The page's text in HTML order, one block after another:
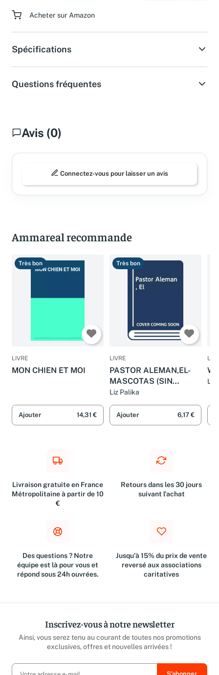
Acheter sur Amazon
Spécifications
Questions fréquentes
Avis (0)
Connectez-vous pour laisser un avis
Ammareal recommande
Très bon
LIVRE
MON CHIEN ET MOI
Ajouter 14,31 €
Très bon
LIVRE
PASTOR ALEMAN,EL-
MASCOTAS (SIN
COLECCION)
Liz Palika
Ajouter 6,17 €
Liz
Livraison gratuite en France
Métropolitaine à partir de 10
€
Retours dans les 30 jours
suivant l'achat
Des questions ? Notre
équipe est là pour vous et
répond sous 24h ouvrées.
Jusqu'à 15% du prix de vente
reversé aux associations
caritatives
Inscrivez-vous à notre newsletter
Ainsi, vous serez tenu au courant de toutes nos promotions
exclusives, offres et nouvelles arrivées !